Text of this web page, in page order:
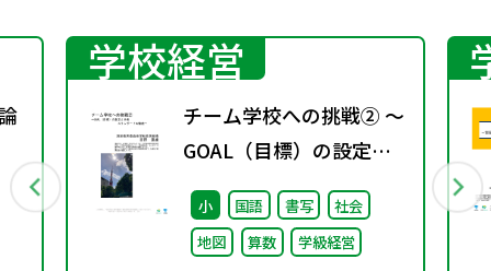
学校経営
チーム学校への挑戦② ～
GOAL（目標）の設定と
共有 スタンダードの徹底
～
小 国語 書写
社会
地図
算数 学級経営